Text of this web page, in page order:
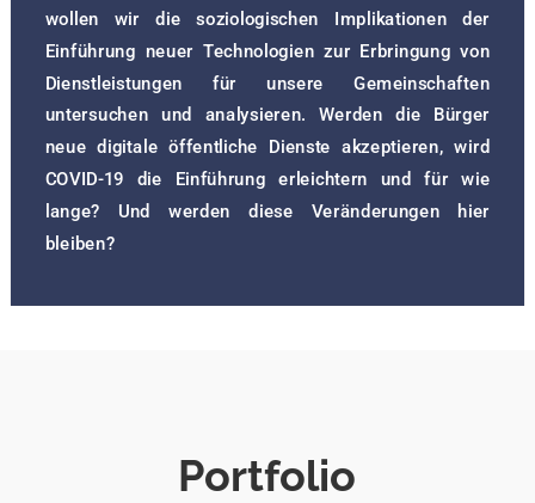
wollen wir die soziologischen Implikationen der
Einführung neuer Technologien zur Erbringung von
Dienstleistungen für unsere Gemeinschaften
untersuchen und analysieren. Werden die Bürger
neue digitale öffentliche Dienste akzeptieren, wird
COVID-19 die Einführung erleichtern und für wie
lange? Und werden diese Veränderungen hier
bleiben?
Portfolio